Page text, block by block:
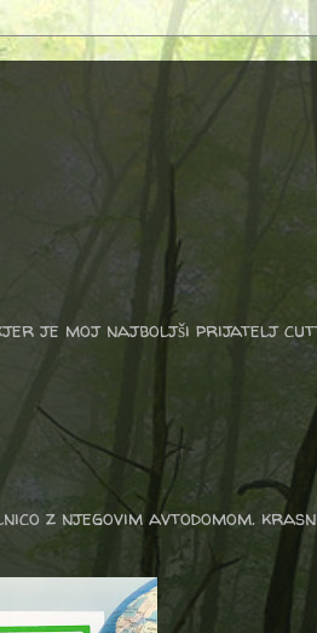
je moj najboljši prijatelj
z njegovim avtodomom.